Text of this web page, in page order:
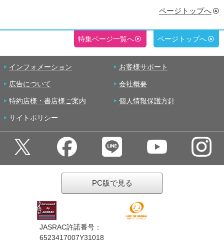
ページトップへ
特集ページ一覧へ ページトップへ
インフォメーション お客様サポート
広告について 会社概要
特約店様・書店様ご案内 個人情報保護方針
サイトポリシー
PC版で見る
JASRAC許諾番号：
6523417007Y31018